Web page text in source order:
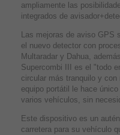
ampliamente las
integrados de
Las mejoras de aviso GPS
el nuevo detector con
Multaradar y Dahua,
Supercombi III es el "todo
circular más tranquilo y
equipo portátil le hace
varios vehículos, sin
Este dispositivo es un
carretera para su vehículo